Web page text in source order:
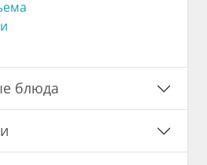
блюда